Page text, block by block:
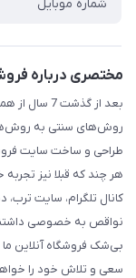
مختصری درباره
بعد از
طراحی و ساخت سایت
هر چند که قبلا نیز
کانال تلگرام، سایت
نواقص به خصوصی
بی‌شک فروشگاه آنلاین ما
سعی و تلاش خود را